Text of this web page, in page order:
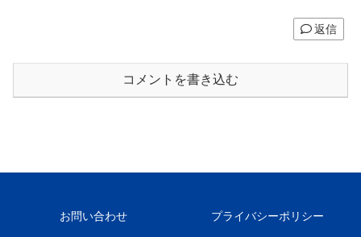
返信
コメントを書き込む
お問い合わせ プライバシーポリシー